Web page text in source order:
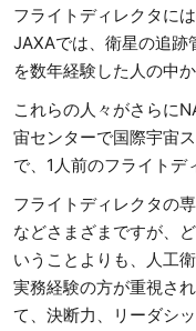
フライトディレクタに
JAXAでは、衛星の追跡
を数年経験した人の中
これらの人々がさらに
宙センターで国際宇宙
で、1人前のフライトデ
フライトディレクタの
などさまざまですが、
いうことよりも、人工
実務経験の方が重視さ
て、決断力、リーダシ